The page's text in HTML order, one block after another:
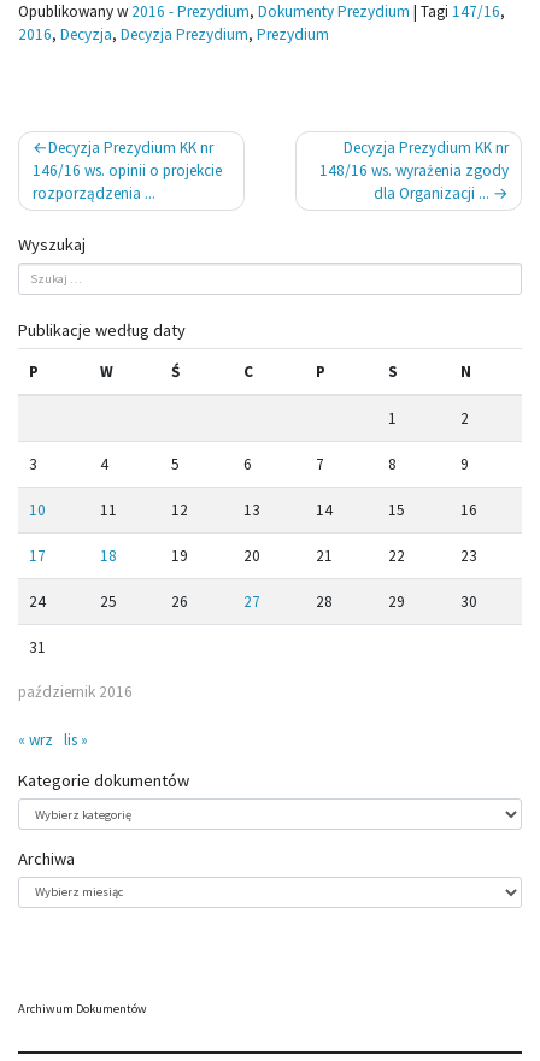
Opublikowany w 2016 - Prezydium, Dokumenty Prezydium | Tagi 147/16,
2016, Decyzja, Decyzja Prezydium, Prezydium
Nawigacja
wpisu
Decyzja Prezydium KK nr
146/16 ws. opinii o projekcie
rozporządzenia ...
Decyzja Prezydium KK nr
148/16 ws. wyrażenia zgody
dla Organizacji ...
Wyszukaj
Publikacje według daty
październik 2016
P W Ś C P S N
1 2
3 4 5 6 7 8 9
10 11 12 13 14 15 16
17 18 19 20 21 22 23
24 25 26 27 28 29 30
31
« wrz lis »
Kategorie dokumentów
dokumentów
Archiwa
Archiwa
Archiwum Dokumentów